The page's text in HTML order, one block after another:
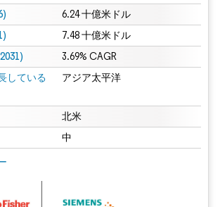
6.24 十億米ドル
7.48 十億米ドル
3.69% CAGR
している
アジア太平洋
北米
中
。再利用にはCC BY 4.0の表示が必要です。